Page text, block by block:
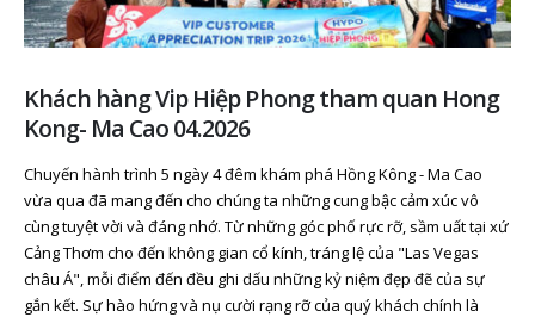
Khách hàng Vip Hiệp Phong tham quan Hong
Kong- Ma Cao 04.2026
Chuyến hành trình 5 ngày 4 đêm khám phá Hồng Kông - Ma Cao
vừa qua đã mang đến cho chúng ta những cung bậc cảm xúc vô
cùng tuyệt vời và đáng nhớ. Từ những góc phố rực rỡ, sầm uất tại xứ
Cảng Thơm cho đến không gian cổ kính, tráng lệ của "Las Vegas
châu Á", mỗi điểm đến đều ghi dấu những kỷ niệm đẹp đẽ của sự
gắn kết. Sự hào hứng và nụ cười rạng rỡ của quý khách chính là